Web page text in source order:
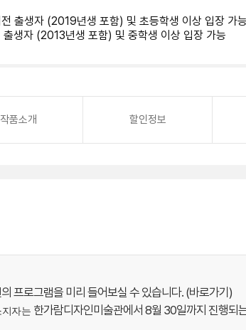
출생자 (2019년생 포함) 및 초등학생 이상 입장 가능
생자 (2013년생 포함) 및 중학생 이상 입장 가능
작품소개 할인정보
프로그램을 미리 들어보실 수 있습니다. (바로가기)
자는 한가람디자인미술관에서 8월 30일까지 진행되